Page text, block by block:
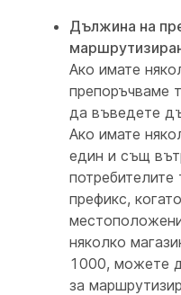
Дължина на
Ако имате
препоръчваме
да въведете
Ако имате
един и същ
потребителите
префикс,
няколко
1000, можете
за